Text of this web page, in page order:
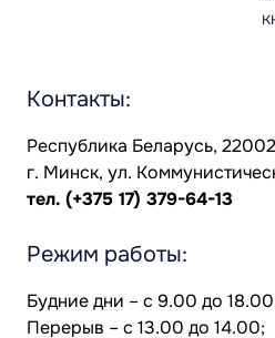
Контакты:
Республика Беларусь,
г. Минск, ул.
тел. (+375 17) 379-64-13
Режим работы:
Будние дни – с 9.00 до
Перерыв – с 13.00 до 14.00;